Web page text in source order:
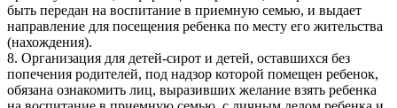
быть передан на воспитание в приемную семью, и выдает
направление для посещения ребенка по месту его жительства
(нахождения).
8. Организация для детей-сирот и детей, оставшихся без
попечения родителей, под надзор которой помещен ребенок,
обязана ознакомить лиц, выразивших желание взять ребенка